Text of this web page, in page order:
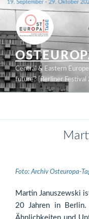
Zum
springen
Central & Eastern
future? [Berliner
Foto: Archiv Osteuropa-
Martin Januszewski
20 Jahren in